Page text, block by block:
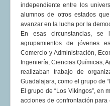
independiente entre los
alumnos de otros estados
avanzar en la lucha por la
En esas circunstancias, se
agrupamientos de jóvenes
Comercio y Administración,
Ingeniería, Ciencias Químicas,
realizaban trabajo de
Guadalajara, como el grupo de
El grupo de “Los Vikingos”, en
acciones de confrontación